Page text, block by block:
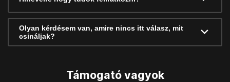
Olyan kérdésem van, amire nincs itt válasz, mit
csináljak?
Támogató vagyok